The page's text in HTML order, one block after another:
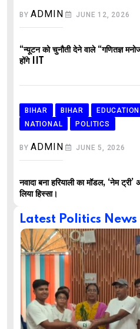
BYADMIN JUNE 12, 2026
“न्यूटन को चुनौती देने वाले “गणितज्ञ
होंगे IIT
BIHAR BIHAR EDUCATION
NATIONAL
POLITICS
BYADMIN JUNE 5, 2026
नवादा बना हरियाली का मॉडल, ‘नेम
लिया हिस्सा।
Latest Politics News